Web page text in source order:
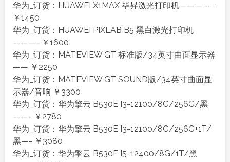
华为_订货：HUAWEI X1MAX 毕昇激光打印机————–
￥1450
华为_订货：HUAWEI PIXLAB B5 黑白激光打印机
———- ￥1600
华为_订货：MATEVIEW GT 标准版/34英寸曲面显示器
—— ￥2250
华为_订货：MATEVIEW GT SOUND版/34英寸曲面显
示器/音响 ￥3300
华为_订货：华为擎云 B530E I3-12100/8G/256G/黑
——- ￥2780
华为_订货：华为擎云 B530E I3-12100/8G/256G+1T/
黑—- ￥3080
华为_订货：华为擎云 B530E I5-12400/8G/1T/黑